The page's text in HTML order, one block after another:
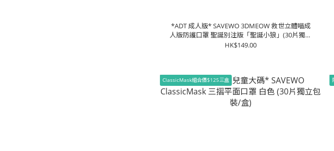
*ADT 成人版* SAVEWO 3DMEOW 救世立體喵成
人版防護口罩 聖誕別注版「聖誕小狼」(30片獨立
包裝/盒) (90% 以上成人適用)
HK$149.00
ClassicMask組合價$125三盒